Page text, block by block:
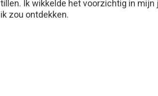
tillen. Ik wikkelde het voorzichtig in
ik zou ontdekken.